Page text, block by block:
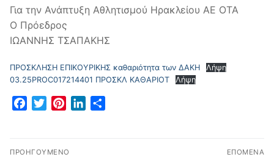
Για την Ανάπτυξη Αθλητισμού Ηρακλείου ΑΕ ΟΤΑ
Ο Πρόεδρος
ΙΩΑΝΝΗΣ ΤΣΑΠΑΚΗΣ
ΠΡΟΣΚΛΗΣΗ ΕΠΙΚΟΥΡΙΚΗΣ καθαριότητα των ΔΑΚΗ
Λήψη
03.25PROC017214401 ΠΡΟΣΚΛ ΚΑΘΑΡΙΟΤ
Λήψη
FacebookTwitterPinterestLinkedIn
ΠΡΟΗΓΟΎΜΕΝΟ ΕΠΌΜΕΝΑ